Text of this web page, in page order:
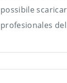
possibile
profesionales